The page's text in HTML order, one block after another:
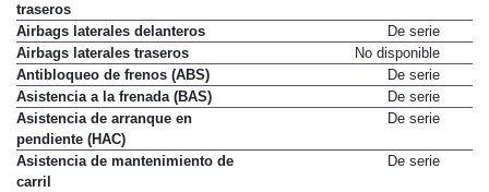
traseros
Airbags laterales delanteros
De serie
Airbags laterales traseros
No disponible
Antibloqueo de frenos (ABS)
De serie
Asistencia a la frenada (BAS)
De serie
Asistencia de arranque en
pendiente (HAC)
De serie
Asistencia de mantenimiento de
carril
De serie